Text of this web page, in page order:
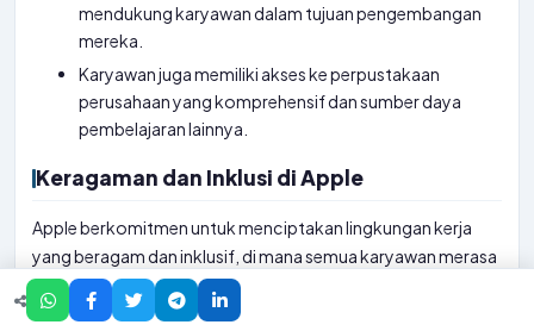
mendukung karyawan dalam tujuan pengembangan
mereka.
Karyawan juga memiliki akses ke perpustakaan
perusahaan yang komprehensif dan sumber daya
pembelajaran lainnya.
Keragaman dan Inklusi di Apple
Apple berkomitmen untuk menciptakan lingkungan kerja
yang beragam dan inklusif, di mana semua karyawan merasa
dihargai dan dihormati.
Perusahaan ini memiliki sejumlah inisiatif dan program yang